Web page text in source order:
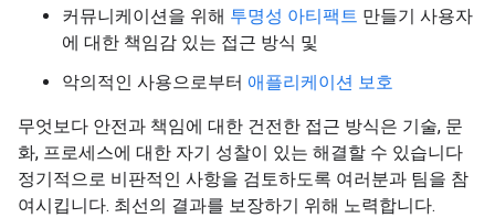
커뮤니케이션을 위해 투명성 아티팩트 만들기 사용자
에 대한 책임감 있는 접근 방식 및
악의적인 사용으로부터 애플리케이션 보호
무엇보다 안전과 책임에 대한 건전한 접근 방식은 기술, 문
화, 프로세스에 대한 자기 성찰이 있는 해결할 수 있습니다
정기적으로 비판적인 사항을 검토하도록 여러분과 팀을 참
여시킵니다. 최선의 결과를 보장하기 위해 노력합니다.